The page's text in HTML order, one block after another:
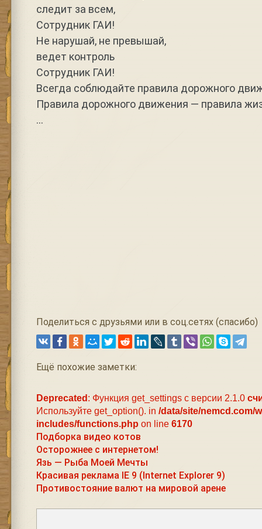
следит за всем,
Сотрудник ГАИ!
Не нарушай, не превышай,
ведет контроль
Сотрудник ГАИ!
Всегда соблюдайте правила дорожного
Правила дорожного движения — правила
…
Поделиться с друзьями или в соц.сетях (спасибо)
Ещё похожие заметки:
Deprecated : Функция get_settings с версии 2.1.0
Используйте get_option(). in /data/site/nemcd.com/
includes/functions.php on line 6170
Подборка видео котов
Осторожнее с интернетом!
Язь — Рыба Моей Мечты
Красивая реклама IE 9 (Internet Explorer 9)
Противостояние валют на мировой арене